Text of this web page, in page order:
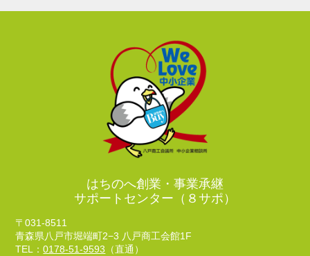
はちのへ創業・事業承継
サポートセンター（８サポ）
〒031-8511
青森県八戸市堀端町2−3 八戸商工会館1F
TEL：0178-51-9593 （直通）